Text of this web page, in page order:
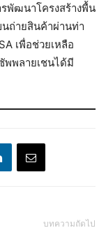
พัฒนาโครงสร้างพื้น
ถ่ายสินค้าผ่านท่า
เพื่อช่วยเหลือ
พพลายเชนได้มี
บทความถัดไป